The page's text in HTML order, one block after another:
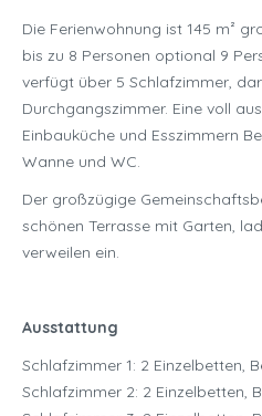
Die Ferienwohnung ist 145 m²
bis zu 8 Personen optional 9
verfügt über 5 Schlafzimmer,
Durchgangszimmer. Eine voll
Einbauküche und Esszimmern
Wanne und WC.
Der großzügige
schönen Terrasse mit Garten,
verweilen ein.
Ausstattung
Schlafzimmer 1: 2 Einzelbetten,
Schlafzimmer 2: 2 Einzelbetten,